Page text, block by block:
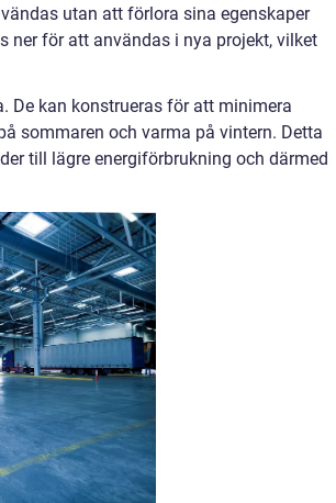
utan att förlora sina egenskaper
ner för att användas i nya projekt, vilket
De kan konstrueras för att minimera
sommaren och varma på vintern. Detta
till lägre energiförbrukning och därmed